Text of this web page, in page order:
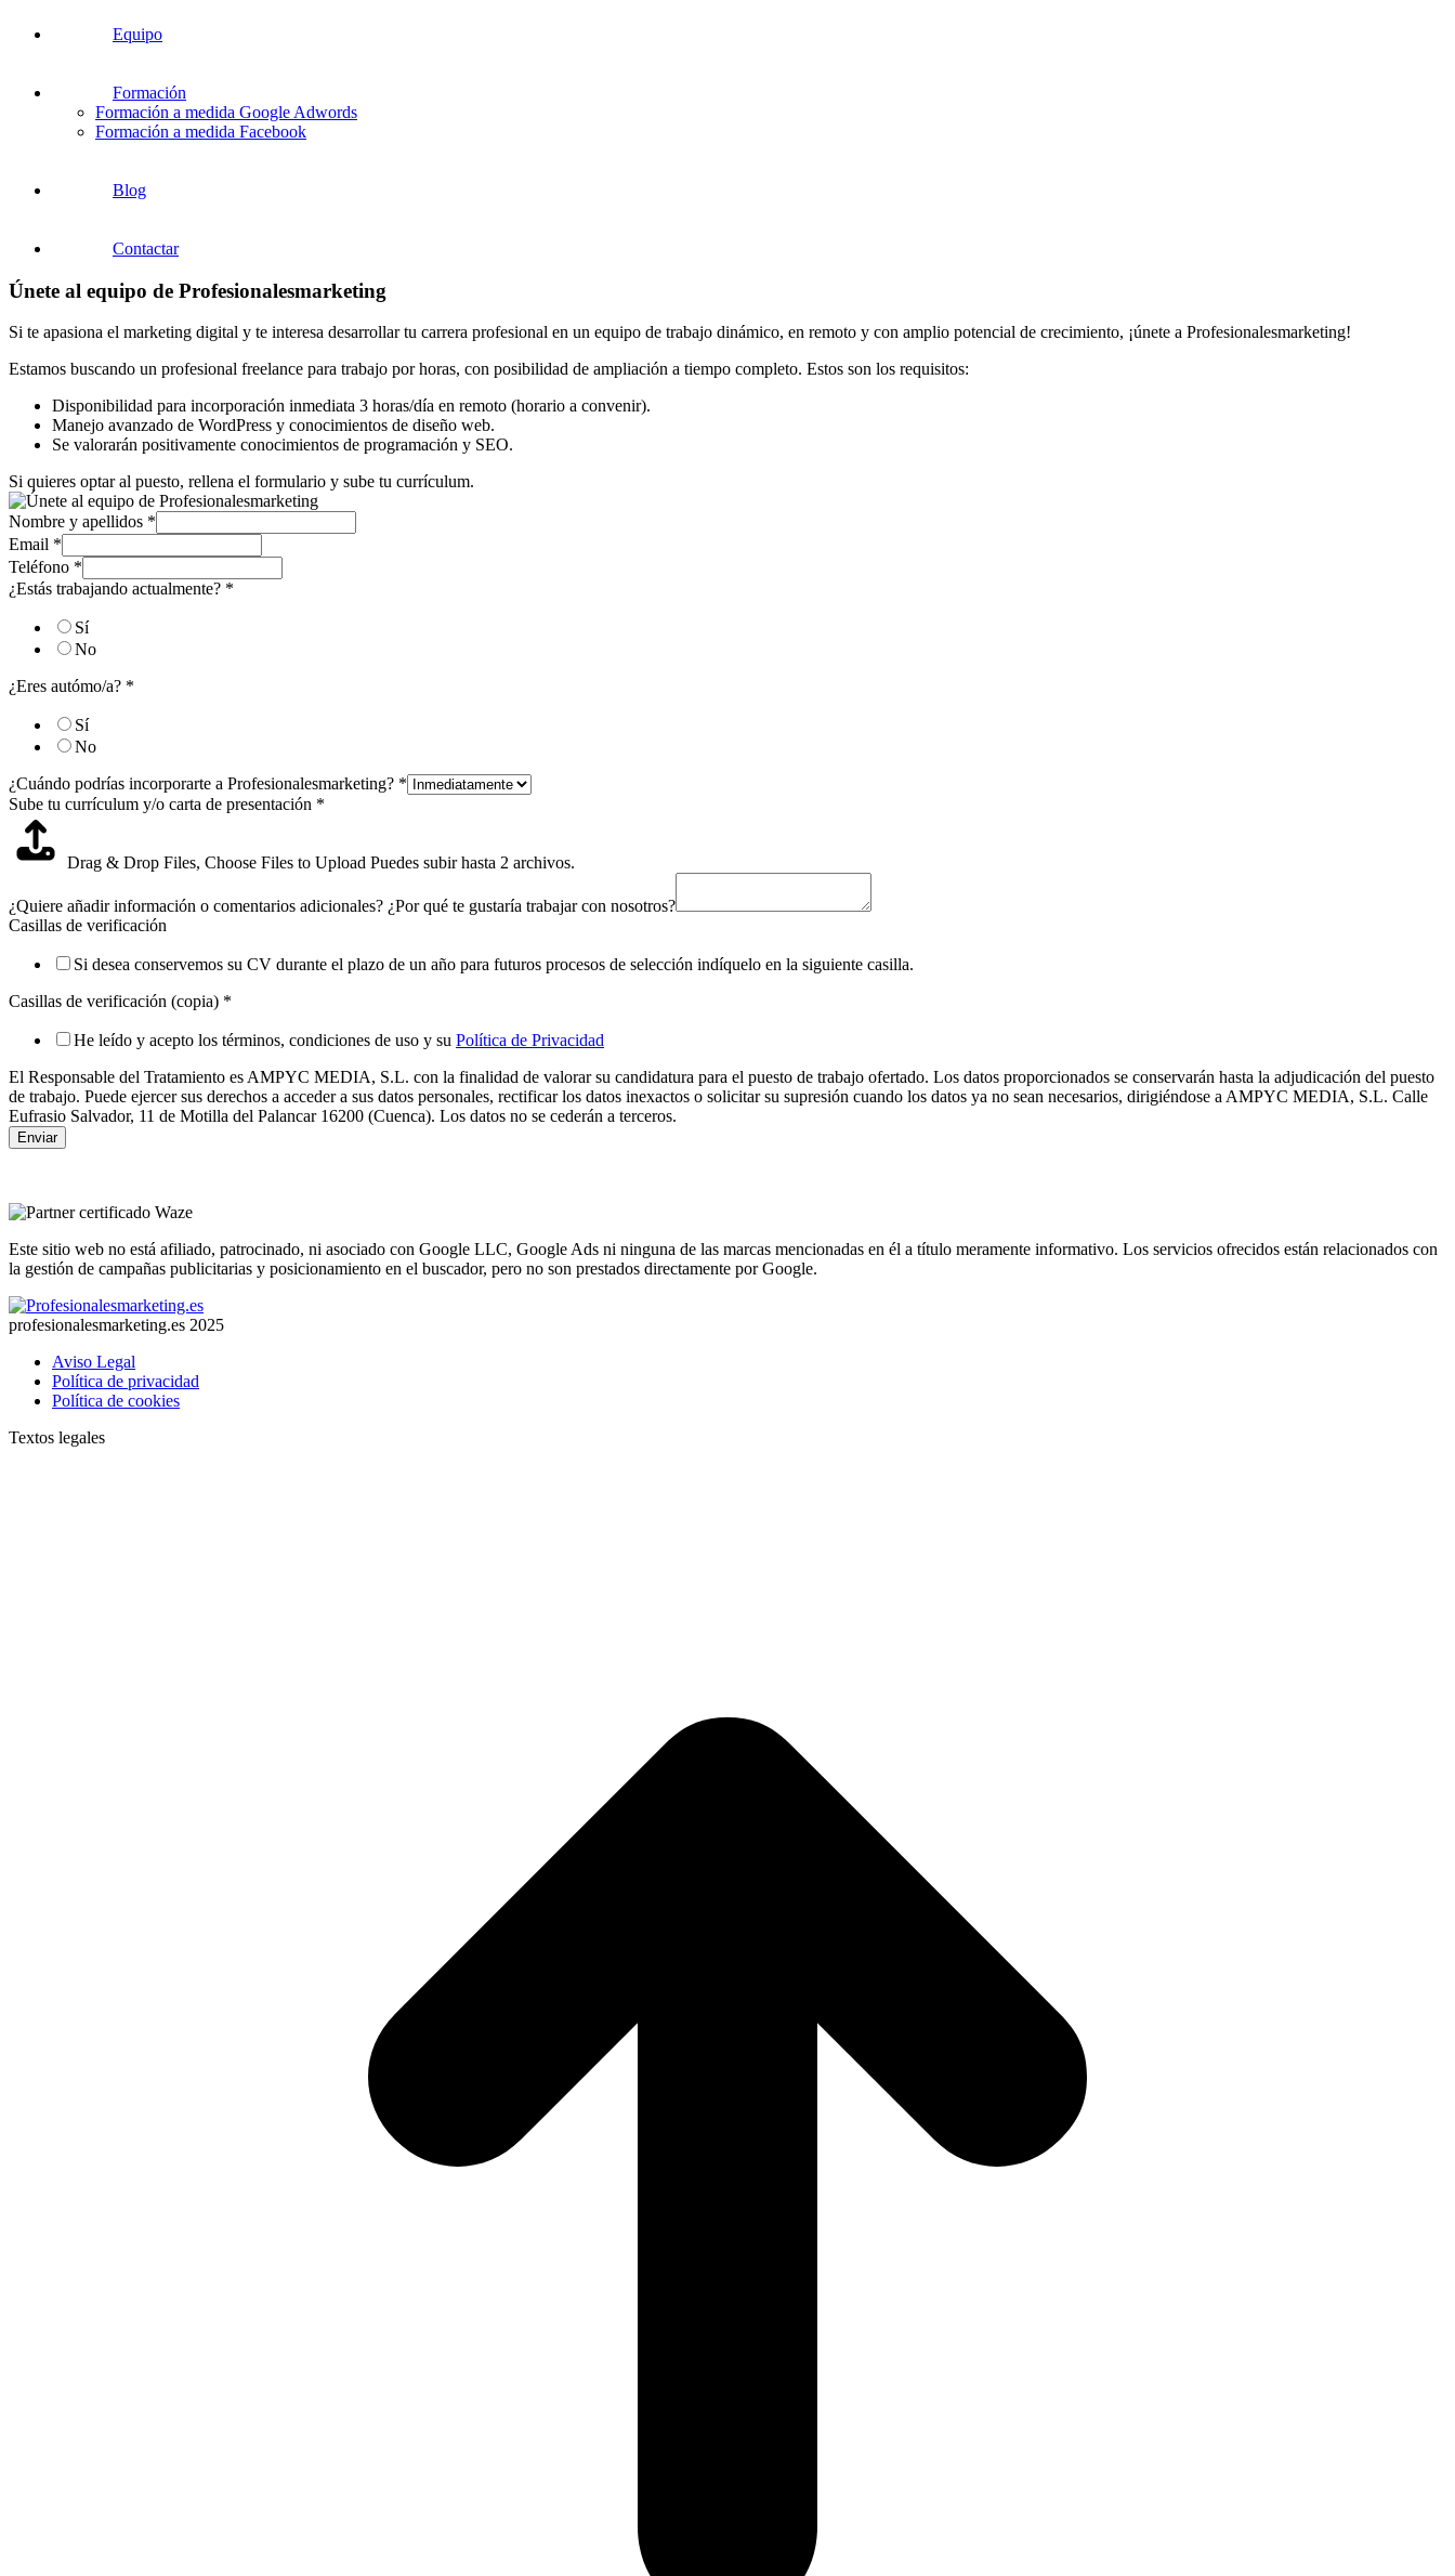
Equipo
Formación
Formación a medida Google Adwords
Formación a medida Facebook
Blog
Contactar
Únete al equipo de Profesionalesmarketing
Si te apasiona el marketing digital y te interesa desarrollar tu carrera profesional en un equipo de trabajo dinámico, en remoto y con amplio potencial de crecimiento, ¡únete a Profesionalesmarketing!
Estamos buscando un profesional freelance para trabajo por horas, con posibilidad de ampliación a tiempo completo. Estos son los requisitos:
Disponibilidad para incorporación inmediata 3 horas/día en remoto (horario a convenir).
Manejo avanzado de WordPress y conocimientos de diseño web.
Se valorarán positivamente conocimientos de programación y SEO.
Si quieres optar al puesto, rellena el formulario y sube tu currículum.
Nombre y apellidos *
Email *
Teléfono *
¿Estás trabajando actualmente? *
Sí
No
¿Eres autómo/a? *
Sí
No
¿Cuándo podrías incorporarte a Profesionalesmarketing? *
Sube tu currículum y/o carta de presentación *
Drag & Drop Files, Choose Files to Upload Puedes subir hasta 2 archivos.
¿Quiere añadir información o comentarios adicionales? ¿Por qué te gustaría trabajar con nosotros?
Casillas de verificación
Si desea conservemos su CV durante el plazo de un año para futuros procesos de selección indíquelo en la siguiente casilla.
Casillas de verificación (copia) *
He leído y acepto los términos, condiciones de uso y su Política de Privacidad
El Responsable del Tratamiento es AMPYC MEDIA, S.L. con la finalidad de valorar su candidatura para el puesto de trabajo ofertado. Los datos proporcionados se conservarán hasta la adjudicación del puesto
de trabajo. Puede ejercer sus derechos a acceder a sus datos personales, rectificar los datos inexactos o solicitar su supresión cuando los datos ya no sean necesarios, dirigiéndose a AMPYC MEDIA, S.L. Calle
Eufrasio Salvador, 11 de Motilla del Palancar 16200 (Cuenca). Los datos no se cederán a terceros.
Enviar
Este sitio web no está afiliado, patrocinado, ni asociado con Google LLC, Google Ads ni ninguna de las marcas mencionadas en él a título meramente informativo. Los servicios ofrecidos están relacionados con
la gestión de campañas publicitarias y posicionamiento en el buscador, pero no son prestados directamente por Google.
profesionalesmarketing.es 2025
Aviso Legal
Política de privacidad
Política de cookies
Textos legales